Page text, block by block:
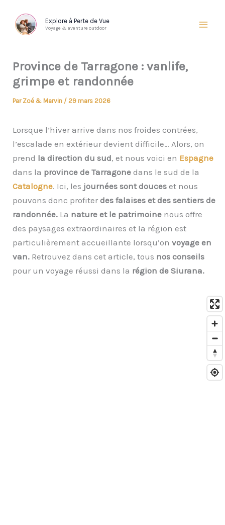
contenu
Explore à Perte de Vue
Voyage & aventure outdoor
Province de Tarragone : vanlife,
grimpe et randonnée
Par Zoé & Marvin / 29 mars 2026
Lorsque l’hiver arrive dans nos froides contrées,
l’escalade en extérieur devient difficile… Alors, on
prend la direction du sud, et nous voici en Espagne
dans la province de Tarragone dans le sud de la
Catalogne. Ici, les journées sont douces et nous
pouvons donc profiter des falaises et des sentiers de
randonnée. La nature et le patrimoine nous offre
des paysages extraordinaires et la région est
particulièrement accueillante lorsqu’on voyage en
van. Retrouvez dans cet article, tous nos conseils
pour un voyage réussi dans la région de Siurana.